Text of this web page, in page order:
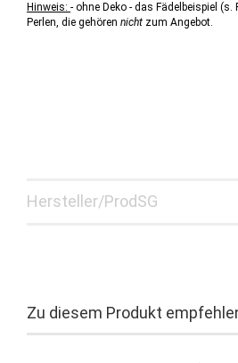
Hinweis: - ohne Deko - das Fädelbeispiel
Perlen, die gehören nicht zum Angebot.
Hersteller/ProdSG
Zu diesem Produkt